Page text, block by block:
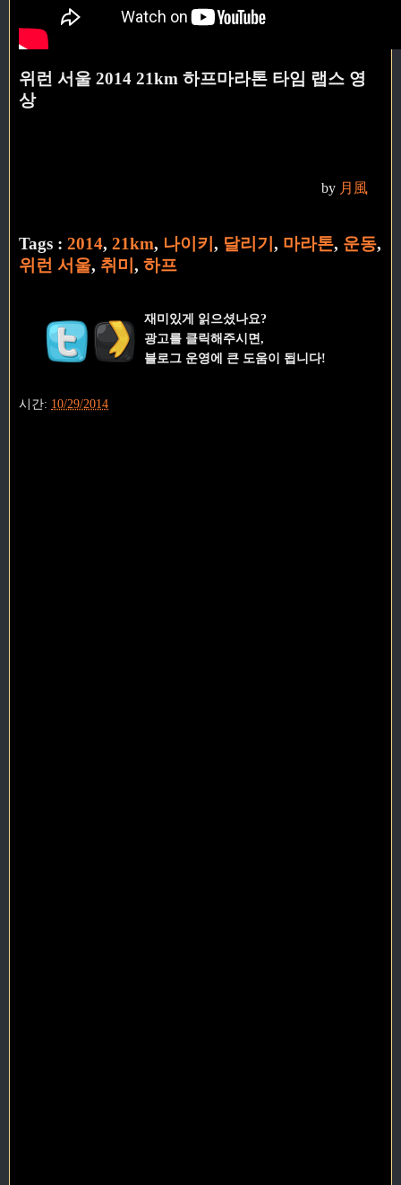
위런 서울 2014 21km 하프마라톤 타임 랩스 영
상
by 月風
Tags : 2014, 21km, 나이키 , 달리기 , 마라톤, 운동,
위런 서울, 취미 , 하프
재미있게 읽으셨나요?
광고를 클릭해주시면,
블로그 운영에 큰 도움이 됩니다!
시간: 10/29/2014